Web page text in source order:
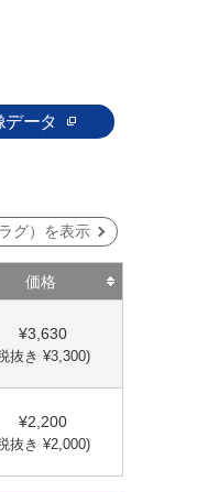
データ
グ）を表示
価格
¥3,630
抜き ¥3,300)
¥2,200
抜き ¥2,000)